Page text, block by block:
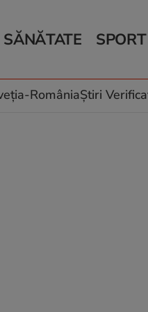
SĂNĂTATE
culinare
SPORT
RomâniaȘtiri